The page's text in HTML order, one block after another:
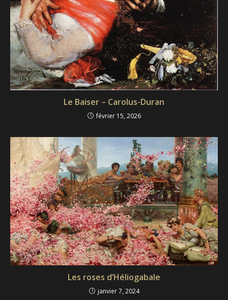
Le Baiser – Carolus-Duran
février 15, 2026
Les roses d’Héliogabale
janvier 7, 2024